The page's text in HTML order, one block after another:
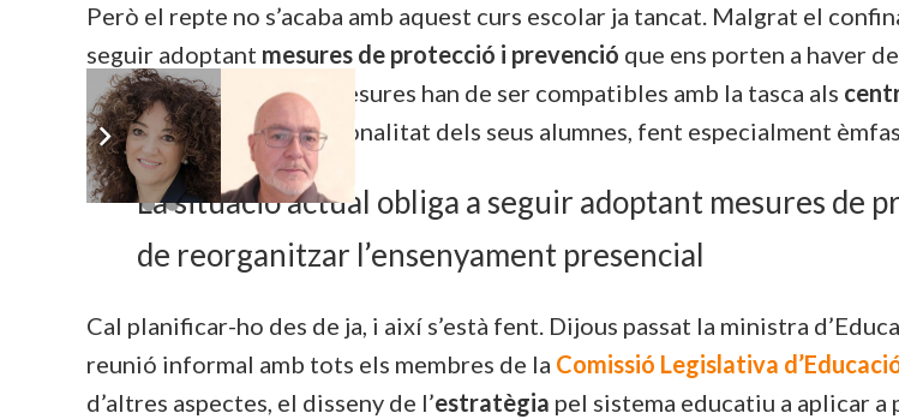
Però el repte no s’acaba amb aquest curs escolar ja tancat. Malgrat el
seguir adoptant mesures de protecció i prevenció que ens porten a haver de
2020-2021. Aquestes mesures han de ser compatibles amb la tasca als
de les habilitats i la personalitat dels seus alumnes, fent especialment
La situació actual obliga a seguir adoptant mesures de
de reorganitzar l’ensenyament presencial
Cal planificar-ho des de ja, i així s’està fent. Dijous passat la ministra
reunió informal amb tots els membres de la Comissió Legislativa
d’altres aspectes, el disseny de l’estratègia pel sistema educatiu a aplicar a